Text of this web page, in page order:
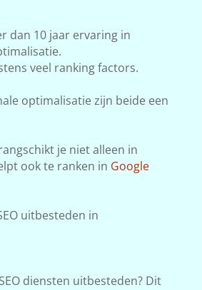
dan 10 jaar ervaring in
veel ranking factors.
optimalisatie zijn beide een
je niet alleen in
ook te ranken in Google
uitbesteden in
diensten uitbesteden? Dit